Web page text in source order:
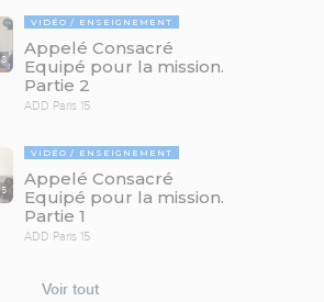
VIDÉO ENSEIGNEMENT
Appelé Consacré
Equipé pour la mission.
Partie 2
ADD Paris 15
VIDÉO ENSEIGNEMENT
Appelé Consacré
Equipé pour la mission.
Partie 1
ADD Paris 15
Voir tout